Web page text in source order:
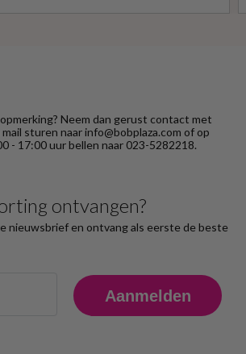
Neem dan gerust contact met
sturen naar info@bobplaza.com of op
- 17:00 uur bellen naar 023-5282218.
ontvangen?
nieuwsbrief en ontvang als eerste de beste
Aanmelden